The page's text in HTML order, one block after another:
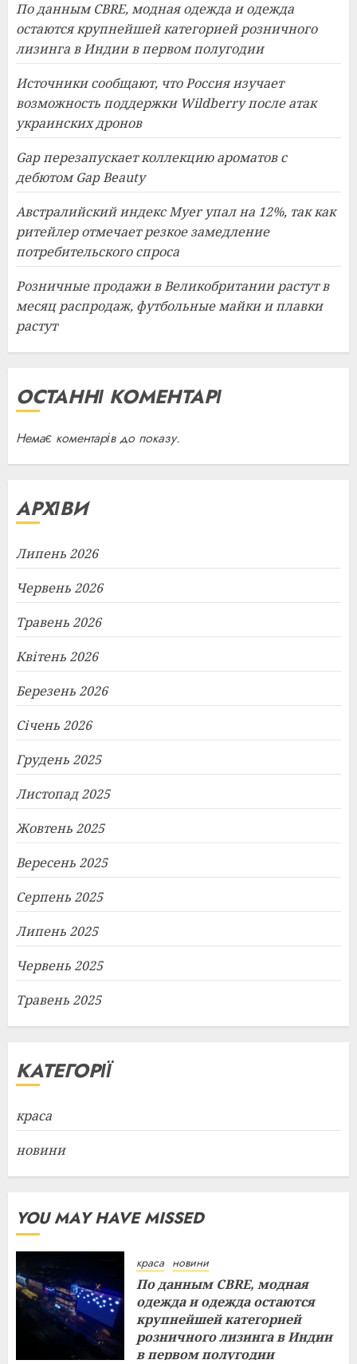
По данным CBRE, модная одежда и одежда
остаются крупнейшей категорией розничного
лизинга в Индии в первом полугодии
Источники сообщают, что Россия изучает
возможность поддержки Wildberry после атак
украинских дронов
Gap перезапускает коллекцию ароматов с
дебютом Gap Beauty
Австралийский индекс Myer упал на 12%, так как
ритейлер отмечает резкое замедление
потребительского спроса
Розничные продажи в Великобритании растут в
месяц распродаж, футбольные майки и плавки
растут
ОСТАННІ КОМЕНТАРІ
Немає коментарів до показу.
АРХІВИ
Липень 2026
Червень 2026
Травень 2026
Квітень 2026
Березень 2026
Січень 2026
Грудень 2025
Листопад 2025
Жовтень 2025
Вересень 2025
Серпень 2025
Липень 2025
Червень 2025
Травень 2025
КАТЕГОРІЇ
краса
новини
YOU MAY HAVE MISSED
краса новини
По данным CBRE, модная
одежда и одежда остаются
крупнейшей категорией
розничного лизинга в Индии
в первом полугодии